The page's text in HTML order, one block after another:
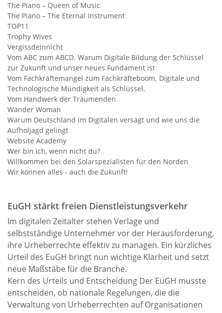
The Piano – Queen of Music
The Piano – The Eternal Instrument
TOP11
Trophy Wives
Vergissdeinnicht
Vom ABC zum ABCD. Warum Digitale Bildung der Schlüssel
zur Zukunft und unser neues Fundament ist
Vom Fachkräftemangel zum Fachkräfteboom. Digitale und
Technologische Mündigkeit als Schlüssel.
Vom Handwerk der Träumenden
Wander Woman
Warum Deutschland im Digitalen versagt und wie uns die
Aufholjagd gelingt
Website Academy
Wer bin ich, wenn nicht du?
Willkommen bei den Solarspezialisten für den Norden
Wir können alles - auch die Zukunft!
EuGH stärkt freien Dienstleistungsverkehr
Im digitalen Zeitalter stehen Verlage und
selbstständige Unternehmer vor der Herausforderung,
ihre Urheberrechte effektiv zu managen. Ein kürzliches
Urteil des EuGH bringt nun wichtige Klarheit und setzt
neue Maßstäbe für die Branche.
Kern des Urteils und Entscheidung Der EuGH musste
entscheiden, ob nationale Regelungen, die die
Verwaltung von Urheberrechten auf Organisationen